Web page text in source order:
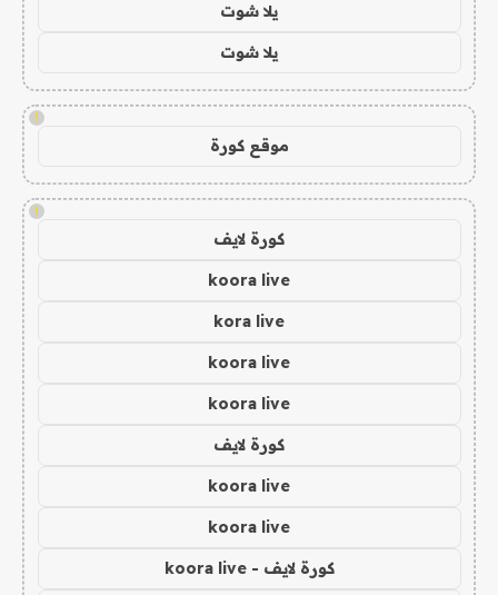
يلا شوت
يلا شوت
!
موقع كورة
!
كورة لايف
koora live
kora live
koora live
koora live
كورة لايف
koora live
koora live
كورة لايف - koora live